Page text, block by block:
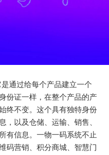
通过给每个产品建立一个
份证一样，在整个产品的产
终不变。这个具有独特身份
，以及仓储、运输、销售、
有信息。一物一码系统不止
码营销、积分商城、智慧门